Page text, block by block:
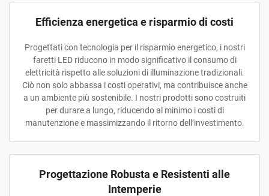
Efficienza energetica e risparmio di costi
Progettati con tecnologia per il risparmio energetico, i nostri
faretti LED riducono in modo significativo il consumo di
elettricità rispetto alle soluzioni di illuminazione tradizionali.
Ciò non solo abbassa i costi operativi, ma contribuisce anche
a un ambiente più sostenibile. I nostri prodotti sono costruiti
per durare a lungo, riducendo al minimo i costi di
manutenzione e massimizzando il ritorno dell’investimento.
Progettazione Robusta e Resistenti alle
Intemperie